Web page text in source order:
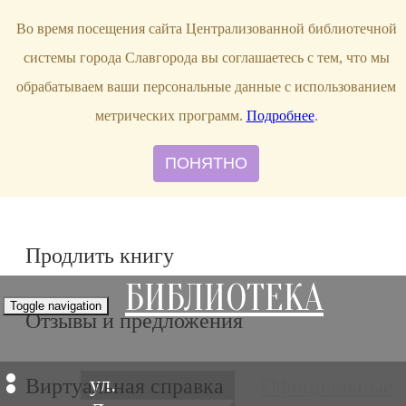
bibl-serv@mail.ru
Продлить книгу
Отзывы и предложения
Виртуальная справка
ул.
Toggle navigation БИБЛИОТЕКА
Во время посещения сайта Централизованной библиотечной
системы города Славгорода вы соглашаетесь с тем, что мы
обрабатываем ваши персональные данные с использованием
метрических программ. Подробнее.
ПОНЯТНО